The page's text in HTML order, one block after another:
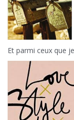
Et parmi ceux que